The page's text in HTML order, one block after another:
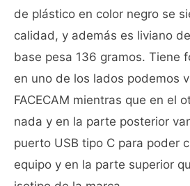
de plástico en color negro se
calidad, y además es liviano
base pesa 136 gramos. Tiene
en uno de los lados podemos
FACECAM mientras que en el
nada y en la parte posterior
puerto USB tipo C para poder
equipo y en la parte superior